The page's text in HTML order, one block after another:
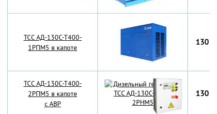
TCC АД-130С-Т400-
1РПМ5 в капоте
130
TCC АД-130С-Т400-
2РПМ5 в капоте
с АВР
130